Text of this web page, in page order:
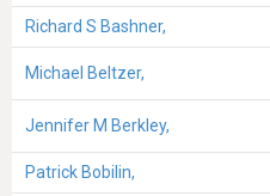
Richard S Bashner,
Michael Beltzer,
Jennifer M Berkley,
Patrick Bobilin,